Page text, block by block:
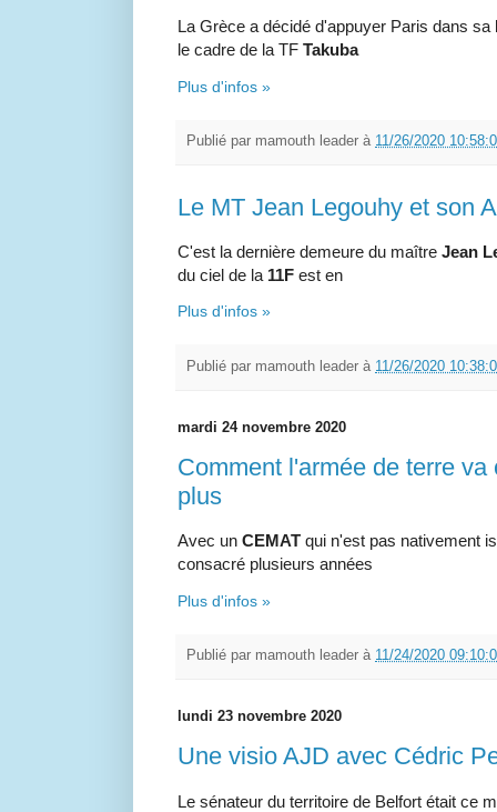
La Grèce a décidé d'appuyer Paris dans
le cadre de la TF Takuba
Plus d'infos »
Publié par mamouth leader à 11/26/2020
Le MT Jean Legouhy et son
C'est la dernière demeure du maître Jean
du ciel de la 11F est en
Plus d'infos »
Publié par mamouth leader à 11/26/2020
mardi 24 novembre 2020
Comment l'armée de terre
plus
Avec un CEMAT qui n'est pas nativement
consacré plusieurs années
Plus d'infos »
Publié par mamouth leader à 11/24/2020
lundi 23 novembre 2020
Une visio AJD avec Cédric
Le sénateur du territoire de Belfort était ce